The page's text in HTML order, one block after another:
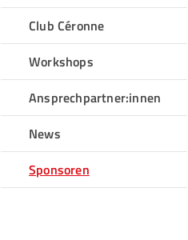
Club Céronne
Workshops
Ansprechpartner:innen
News
Sponsoren
Sportangebote finden
Unser Sportangebot
Sportsuche
Ausfälle und Vertretungen
Deutsches Sportabzeichen